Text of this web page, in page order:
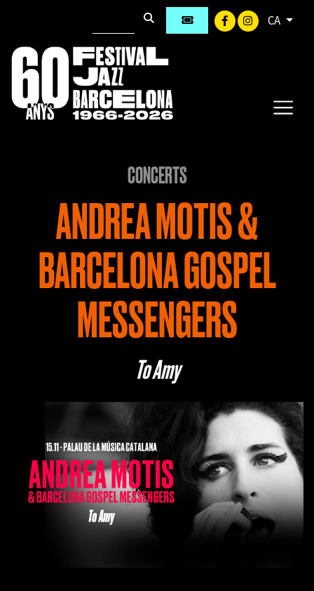
CA
CONCERTS
ANDREA MOTIS &
BARCELONA GOSPEL
MESSENGERS
To Amy